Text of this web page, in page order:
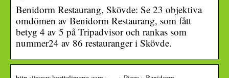
Benidorm Restaurang, Skövde: Se 23 objektiva
omdömen av Benidorm Restaurang, som fått
betyg 4 av 5 på Tripadvisor och rankas som
nummer24 av 86 restauranger i Skövde.